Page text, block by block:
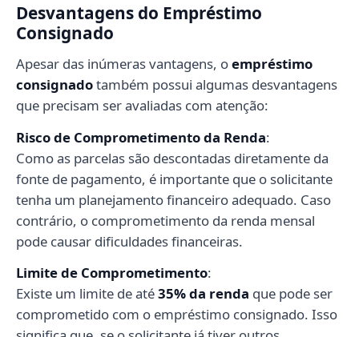
Desvantagens do Empréstimo
Consignado
Apesar das inúmeras vantagens, oempréstimo
consignadotambém possui algumas desvantagens
que precisam ser avaliadas com atenção:
Risco de Comprometimento da Renda:
Como as parcelas são descontadas diretamente da
fonte de pagamento, é importante que o solicitante
tenha um planejamento financeiro adequado. Caso
contrário, o comprometimento da renda mensal
pode causar dificuldades financeiras.
Limite de Comprometimento:
Existe um limite de até35% da renda que pode ser
comprometido com o empréstimo consignado. Isso